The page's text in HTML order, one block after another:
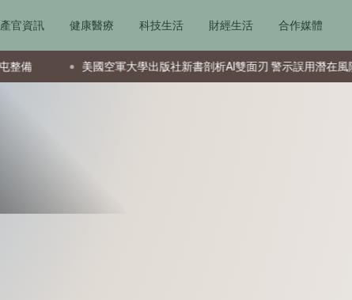
產官資訊 健康醫療 科技生活 財經生活 合作媒體
美國空軍大學出版社新書剖析AI雙面刃 警示誤用潛在風險